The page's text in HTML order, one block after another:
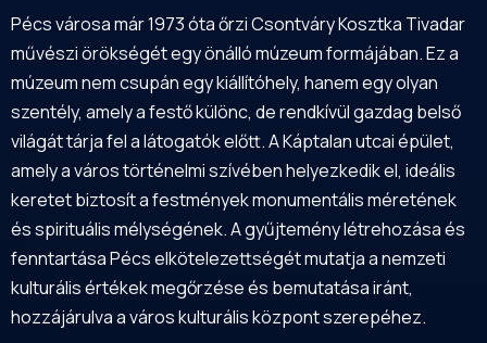
Pécs városa már 1973 óta őrzi Csontváry Kosztka Tivadar
művészi örökségét egy önálló múzeum formájában. Ez a
múzeum nem csupán egy kiállítóhely, hanem egy olyan
szentély, amely a festő különc, de rendkívül gazdag belső
világát tárja fel a látogatók előtt. A Káptalan utcai épület,
amely a város történelmi szívében helyezkedik el, ideális
keretet biztosít a festmények monumentális méretének
és spirituális mélységének. A gyűjtemény létrehozása és
fenntartása Pécs elkötelezettségét mutatja a nemzeti
kulturális értékek megőrzése és bemutatása iránt,
hozzájárulva a város kulturális központ szerepéhez.